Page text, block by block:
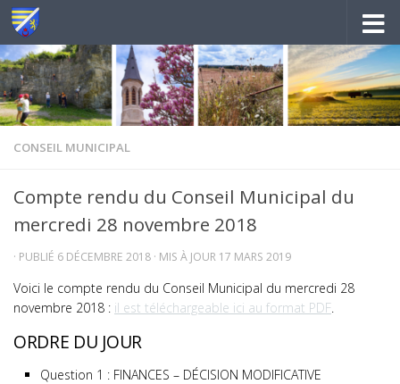
Au dessous du contenu
CONSEIL MUNICIPAL
Compte rendu du Conseil Municipal du
mercredi 28 novembre 2018
· PUBLIÉ 6 DÉCEMBRE 2018 · MIS À JOUR 17 MARS 2019
Voici le compte rendu du Conseil Municipal du mercredi 28
novembre 2018 : il est téléchargeable ici au format PDF
ORDRE DU JOUR
Question 1 : FINANCES – DÉCISION MODIFICATIVE